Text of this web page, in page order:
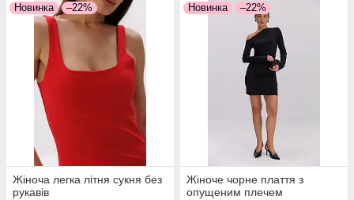
Новинка –22%
Жіноча легка літня сукня без
рукавів
Новинка –22%
Жіноче чорне плаття з
опущеним плечем